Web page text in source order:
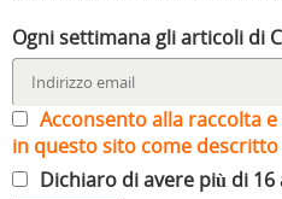
Ogni settimana gli articoli di
Acconsento alla raccolta
in questo sito come descritto
Dichiaro di avere più di 16